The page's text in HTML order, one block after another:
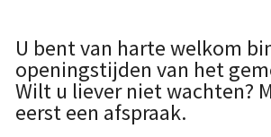
U bent van harte welkom
openingstijden van het
Wilt u liever niet wachten?
eerst een afspraak.